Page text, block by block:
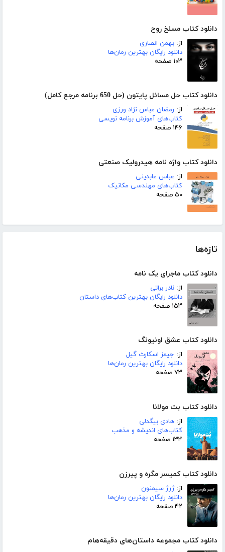
دانلود کتاب مسلخ روح
از: بهمن انصاری
دانلود رایگان بهترین رمان‌ها
۱۰۳ صفحه
دانلود کتاب حل مسائل پایتون (حل 650 برنامه مرجع کامل)
از: رمضان عباس نژاد ورزی
کتاب‌های آموزش برنامه نویسی
۱۴۶ صفحه
دانلود کتاب واژه نامه هیدرولیک صنعتی
از: عباس عابدینی
کتاب‌های مهندسی مکانیک
۵۰ صفحه
تازه‌ها
دانلود کتاب ماجرای یک نامه
از: نادر براتی
دانلود رایگان بهترین کتاب‌های داستان
۱۵۳ صفحه
دانلود کتاب عشق اونیونگ
از: جیمز اسکارث گیل
دانلود رایگان بهترین رمان‌ها
۷۳ صفحه
دانلود کتاب بت مولانا
از: هادی بیگدلی
کتاب‌های اندیشه و مذهب
۱۳۴ صفحه
دانلود کتاب کمیسر مگره و پیرزن
از:ژرژ سیمنون
دانلود رایگان بهترین رمان‌ها
۴۲ صفحه
دانلود کتاب مجموعه داستان‌های دقیقه‌هام